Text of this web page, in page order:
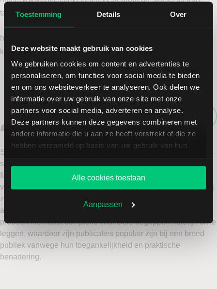
Toestemming Details Over
Deze website maakt gebruik van cookies
We gebruiken cookies om content en advertenties te
personaliseren, om functies voor social media te bieden
en om ons websiteverkeer te analyseren. Ook delen we
informatie over uw gebruik van onze site met onze
partners voor social media, adverteren en analyse.
Deze partners kunnen deze gegevens combineren met
andere informatie die u aan ze heeft verstrekt of die ze
hebben verzameld op basis van uw gebruik van hun
website blijft gebruiken.
Alle cookies toestaan
Aanpassen
talks-continue-markets-oil.html
https://www.cnbc.com/2026/05/26/asia-markets-today-sensex-
kospi-nikkei-hang-seng-iran-us-oil-.html
Sven van Gasse E-mail auteur
Sven Van Gasse is junior content creator bij LYNX. Hij
specialiseert zich vooral in waardebeleggen met behulp van
fundamentele analyse, al zijn ook groeiaandelen hem niet
vreemd. Met een frisse blik en innovatieve benadering deelt hij
zijn inzichten voor het vinden van ondergewaardeerde
aandelen en het begrijpen van bedrijfsfundamenten. Sven
probeert hiernaast complexe financiële begrippen haarfijn uit te
leggen, waardoor zijn publicaties populair zijn bij een breed
publiek vanwege hun toegankelijkheid en praktische
benadering.